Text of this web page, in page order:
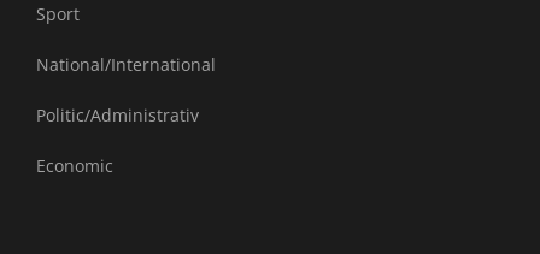
Sport
National/International
Politic/Administrativ
Economic